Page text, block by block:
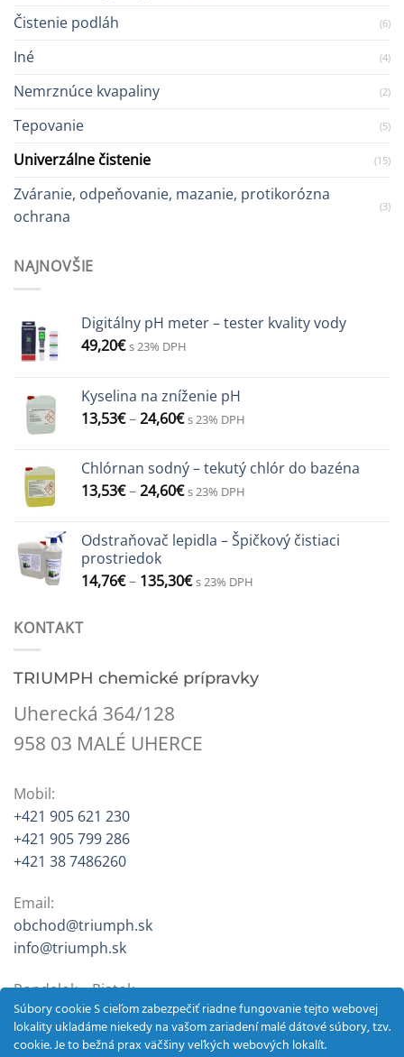
Čistenie podláh (6)
Iné (4)
Nemrznúce kvapaliny (2)
Tepovanie (5)
Univerzálne čistenie (15)
Zváranie, odpeňovanie, mazanie, protikorózna
ochrana
(3)
NAJNOVŠIE
Digitálny pH meter – tester kvality vody
49,20€ s 23% DPH
Kyselina na zníženie pH
13,53€–24,60€ s 23% DPH
Chlórnan sodný – tekutý chlór do bazéna
13,53€–24,60€ s 23% DPH
Odstraňovač lepidla – Špičkový čistiaci
prostriedok
14,76€– 135,30€ s 23% DPH
KONTAKT
TRIUMPH chemické prípravky
Uherecká 364/128
958 03 MALÉ UHERCE
Mobil:
+421 905 621 230
+421 905 799 286
+421 38 7486260
Email:
obchod@triumph.sk
info@triumph.sk
Pondelok – Piatok
9:00 – 12:30, 13:30 – 16:00
Súbory cookie S cieľom zabezpečiť riadne fungovanie tejto webovej
lokality ukladáme niekedy na vašom zariadení malé dátové súbory, tzv.
cookie. Je to bežná prax väčšiny veľkých webových lokalít.